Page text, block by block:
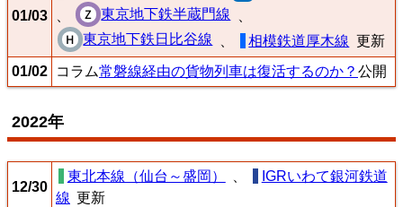
01/03 東京地下鉄半蔵門線
東京地下鉄日比谷線
相模鉄道厚木線 更新
01/02
コラム常磐線経由の貨物列車は復活するのか？ 公開
2022年
12/30
東北本線（仙台～盛岡）
IGRいわて銀河鉄道
線 更新